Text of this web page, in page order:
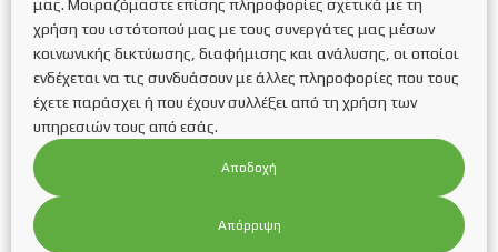
Εταιρικά Νέα
Ευκαιρίες καριέρας
Η Εταιρεία
Η/Μ Έργα
ΗΛΙΑΚΑ ΦΩΤΙΣΤΙΚΑ
ΗΛΙΑΚΟΙ ΣΥΛΛΕΚΤΕΣ
Ηλιοθερμία
ΗΛΙΟΘΕΡΜΙΑ
Θέρμανση-Ψύξη-Εξαερισμός
Ιστορικό της Εταιρείας
Κατηγορίες συχνών ερωτήσεων
μας. Μοιραζόμαστε επίσης πληροφορίες σχετικά με τη
χρήση του ιστότοπού μας με τους συνεργάτες μας μέσων
κοινωνικής δικτύωσης, διαφήμισης και ανάλυσης, οι οποίοι
ενδέχεται να τις συνδυάσουν με άλλες πληροφορίες που τους
έχετε παράσχει ή που έχουν συλλέξει από τη χρήση των
υπηρεσιών τους από εσάς.
Αποδοχή
Απόρριψη